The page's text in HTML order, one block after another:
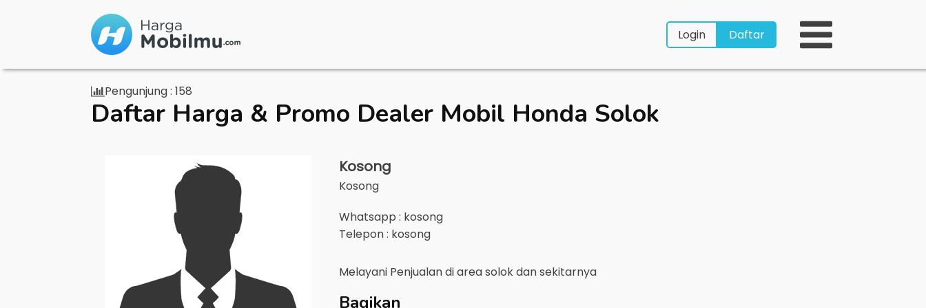
Login Daftar
Pengunjung : 158
Daftar Harga & Promo Dealer Mobil Honda Solok
Kosong
Kosong
Whatsapp : kosong
Telepon : kosong
Melayani Penjualan di areasolokdan sekitarnya
Bagikan